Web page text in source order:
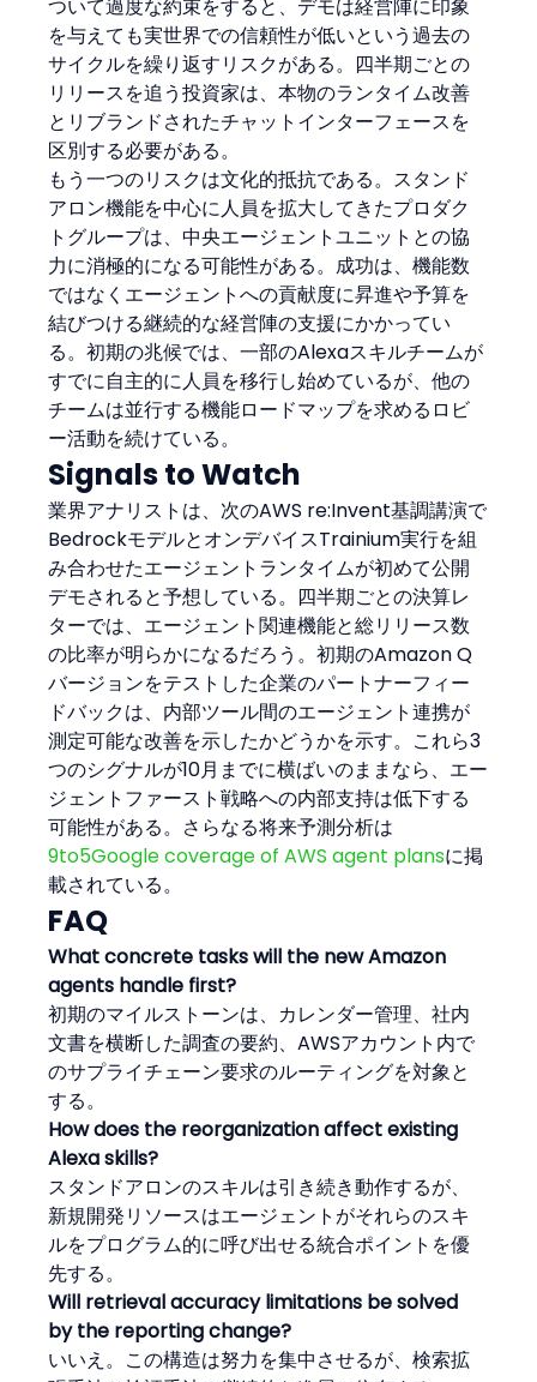
ついて過度な約束をすると、デモは経営陣に印象
を与えても実世界での信頼性が低いという過去の
サイクルを繰り返すリスクがある。四半期ごとの
リリースを追う投資家は、本物のランタイム改善
とリブランドされたチャットインターフェースを
区別する必要がある。
もう一つのリスクは文化的抵抗である。スタンド
アロン機能を中心に人員を拡大してきたプロダク
トグループは、中央エージェントユニットとの協
力に消極的になる可能性がある。成功は、機能数
ではなくエージェントへの貢献度に昇進や予算を
結びつける継続的な経営陣の支援にかかってい
る。初期の兆候では、一部のAlexaスキルチームが
すでに自主的に人員を移行し始めているが、他の
チームは並行する機能ロードマップを求めるロビ
ー活動を続けている。
Signals to Watch
業界アナリストは、次のAWS re:Invent基調講演で
BedrockモデルとオンデバイスTrainium実行を組
み合わせたエージェントランタイムが初めて公開
デモされると予想している。四半期ごとの決算レ
ターでは、エージェント関連機能と総リリース数
の比率が明らかになるだろう。初期のAmazon Q
バージョンをテストした企業のパートナーフィー
ドバックは、内部ツール間のエージェント連携が
測定可能な改善を示したかどうかを示す。これら3
つのシグナルが10月までに横ばいのままなら、エー
ジェントファースト戦略への内部支持は低下する
可能性がある。さらなる将来予測分析は
9to5Google coverage of AWS agent plansに掲
載されている。
FAQ
What concrete tasks will the new Amazon
agents handle first?
初期のマイルストーンは、カレンダー管理、社内
文書を横断した調査の要約、AWSアカウント内で
のサプライチェーン要求のルーティングを対象と
する。
How does the reorganization affect existing
Alexa skills?
スタンドアロンのスキルは引き続き動作するが、
新規開発リソースはエージェントがそれらのスキ
ルをプログラム的に呼び出せる統合ポイントを優
先する。
Will retrieval accuracy limitations be solved
by the reporting change?
いいえ。この構造は努力を集中させるが、検索拡